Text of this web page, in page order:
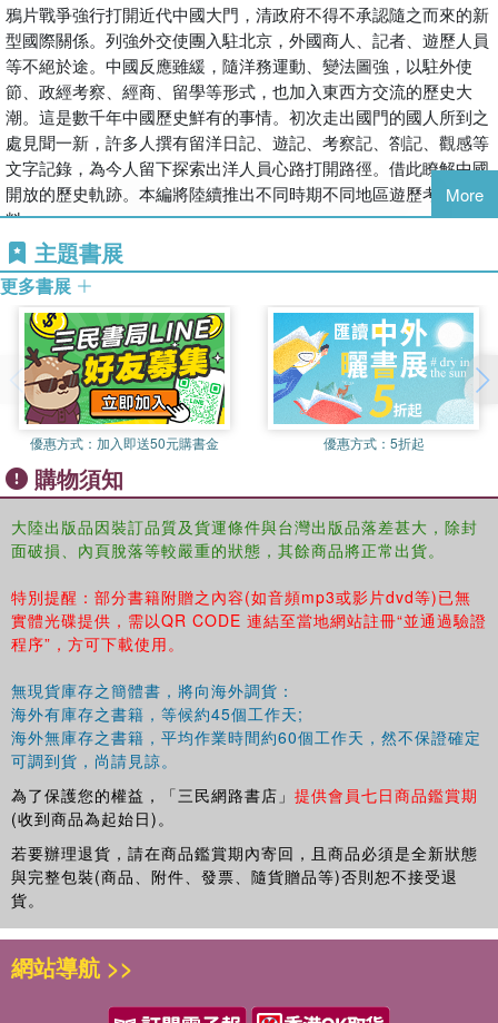
鴉片戰爭強行打開近代中國大門，清政府不得不承認隨之而來的新
型國際關係。列強外交使團入駐北京，外國商人、記者、遊歷人員
等不絕於途。中國反應雖緩，隨洋務運動、變法圖強，以駐外使
節、政經考察、經商、留學等形式，也加入東西方交流的歷史大
潮。這是數千年中國歷史鮮有的事情。初次走出國門的國人所到之
處見聞一新，許多人撰有留洋日記、遊記、考察記、劄記、觀感等
文字記錄，為今人留下探索出洋人員心路打開路徑。借此瞭解中國
開放的歷史軌跡。本編將陸續推出不同時期不同地區遊歷考察資
料。
近現代國人西方旅行遊記大多為日記和遊記散文，也有詩歌和少量
政論文章。作者中有外交官、政治流亡人員、旅行家、科學家、商
人、留學生和船員等，其中有不少是中國近代史上負有名望的人
物。20世紀80年代鐘叔河先生搜集1840―1911年這70年間的作品
約100種，編輯成影響很大的《走向世界》叢書。但與存世文獻
比，遺珍尚多。此次選輯43種，大多撰寫於1911年―1949年之
間。
More
主題書展
更多書展
優惠方式： 加入即送50元購書金 優惠方式： 5折起
購物須知
大陸出版品因裝訂品質及貨運條件與台灣出版品落差甚大，除封
面破損、內頁脫落等較嚴重的狀態，其餘商品將正常出貨。
特別提醒：部分書籍附贈之內容(如音頻mp3或影片dvd等)已無
實體光碟提供，需以QR CODE 連結至當地網站註冊“並通過驗證
程序”，方可下載使用。
無現貨庫存之簡體書，將向海外調貨：
海外有庫存之書籍，等候約45個工作天;
海外無庫存之書籍，平均作業時間約60個工作天，然不保證確定
可調到貨，尚請見諒。
為了保護您的權益，「三民網路書店」 提供會員七日商品鑑賞期
(收到商品為起始日)。
若要辦理退貨，請在商品鑑賞期內寄回，且商品必須是全新狀態
與完整包裝(商品、附件、發票、隨貨贈品等)否則恕不接受退
貨。
網站導航 >>